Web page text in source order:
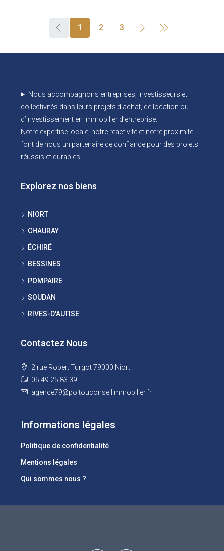
1 2 3
Nous accompagnons entreprises, investisseurs et
collectivités dans leurs projets d’achat, de location ou
d’investissement en immobilier d’entreprise.
Notre expertise locale, notre réactivité et notre proximité
font de nous un partenaire de confiance pour des projets
réussis et durables.
Explorez nos biens
NIORT
CHAURAY
ÉCHIRÉ
BESSINES
POMPAIRE
SOUDAN
RIVES-D'AUTISE
Contactez Nous
2 rue Robert Turgot 79000 Niort
05 49 25 83 39
agence79@poitouconseilimmobilier.fr
Informations légales
Politique de confidentialité
Mentions légales
Qui sommes nous ?